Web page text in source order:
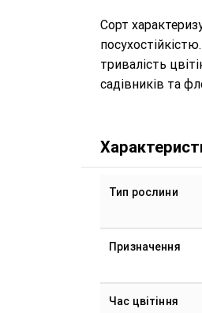
Сорт
тривалість
садівників та
Тип рослини
Призначення
Час цвітіння